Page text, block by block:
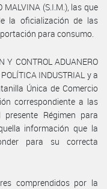
(S.I.M.), las que
la oficialización de las
para consumo.
Y CONTROL ADUANERO
INDUSTRIAL y a
Única de Comercio
correspondiente a las
Régimen para
información que la
para su correcta
comprendidos por la